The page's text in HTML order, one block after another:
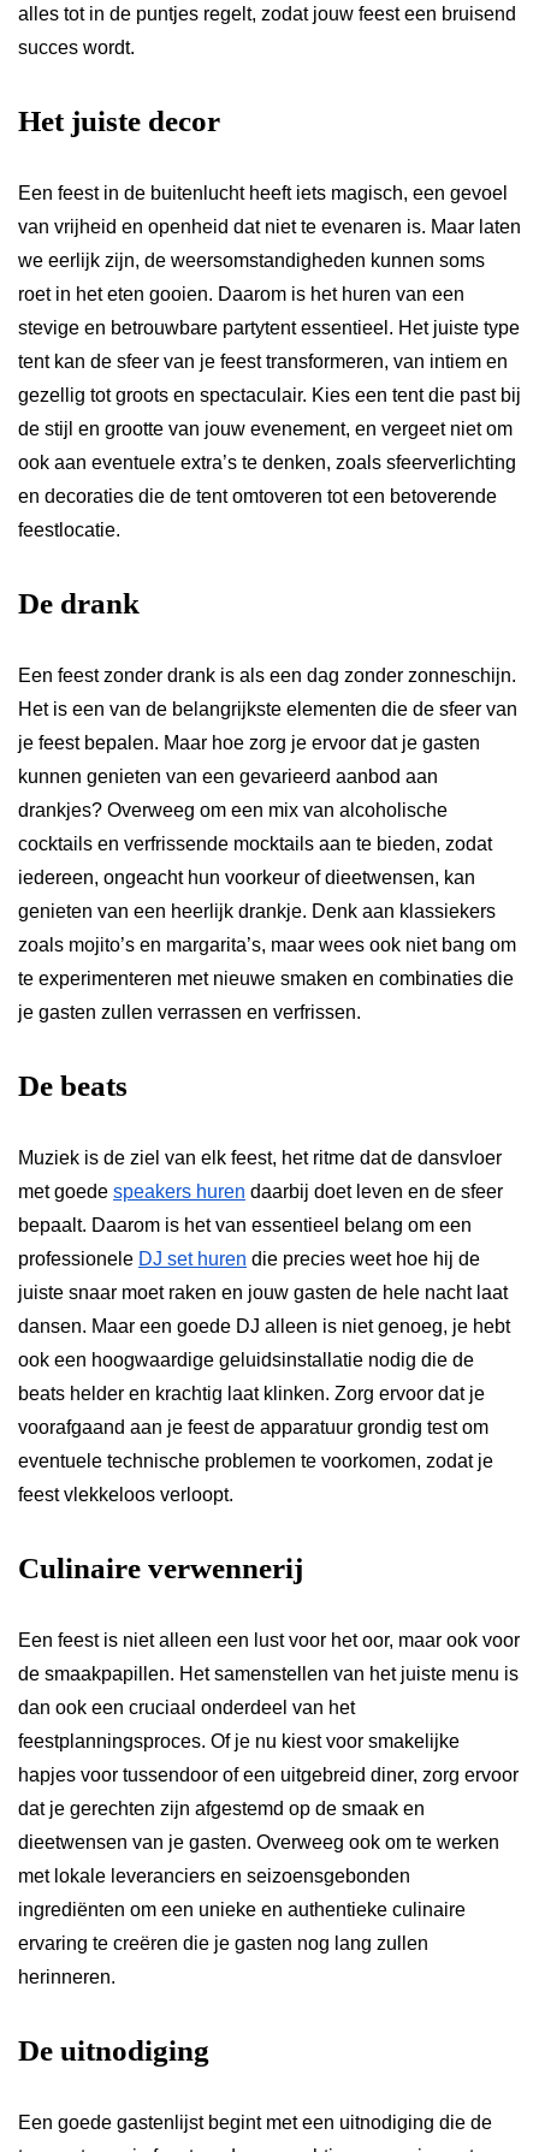
alles tot in de puntjes regelt, zodat jouw feest een bruisend
succes wordt.
Het juiste decor
Een feest in de buitenlucht heeft iets magisch, een gevoel
van vrijheid en openheid dat niet te evenaren is. Maar laten
we eerlijk zijn, de weersomstandigheden kunnen soms
roet in het eten gooien. Daarom is het huren van een
stevige en betrouwbare partytent essentieel. Het juiste type
tent kan de sfeer van je feest transformeren, van intiem en
gezellig tot groots en spectaculair. Kies een tent die past bij
de stijl en grootte van jouw evenement, en vergeet niet om
ook aan eventuele extra’s te denken, zoals sfeerverlichting
en decoraties die de tent omtoveren tot een betoverende
feestlocatie.
De drank
Een feest zonder drank is als een dag zonder zonneschijn.
Het is een van de belangrijkste elementen die de sfeer van
je feest bepalen. Maar hoe zorg je ervoor dat je gasten
kunnen genieten van een gevarieerd aanbod aan
drankjes? Overweeg om een mix van alcoholische
cocktails en verfrissende mocktails aan te bieden, zodat
iedereen, ongeacht hun voorkeur of dieetwensen, kan
genieten van een heerlijk drankje. Denk aan klassiekers
zoals mojito’s en margarita’s, maar wees ook niet bang om
te experimenteren met nieuwe smaken en combinaties die
je gasten zullen verrassen en verfrissen.
De beats
Muziek is de ziel van elk feest, het ritme dat de dansvloer
met goede speakers huren daarbij doet leven en de sfeer
bepaalt. Daarom is het van essentieel belang om een
professionele DJ set huren die precies weet hoe hij de
juiste snaar moet raken en jouw gasten de hele nacht laat
dansen. Maar een goede DJ alleen is niet genoeg, je hebt
ook een hoogwaardige geluidsinstallatie nodig die de
beats helder en krachtig laat klinken. Zorg ervoor dat je
voorafgaand aan je feest de apparatuur grondig test om
eventuele technische problemen te voorkomen, zodat je
feest vlekkeloos verloopt.
Culinaire verwennerij
Een feest is niet alleen een lust voor het oor, maar ook voor
de smaakpapillen. Het samenstellen van het juiste menu is
dan ook een cruciaal onderdeel van het
feestplanningsproces. Of je nu kiest voor smakelijke
hapjes voor tussendoor of een uitgebreid diner, zorg ervoor
dat je gerechten zijn afgestemd op de smaak en
dieetwensen van je gasten. Overweeg ook om te werken
met lokale leveranciers en seizoensgebonden
ingrediënten om een unieke en authentieke culinaire
ervaring te creëren die je gasten nog lang zullen
herinneren.
De uitnodiging
Een goede gastenlijst begint met een uitnodiging die de